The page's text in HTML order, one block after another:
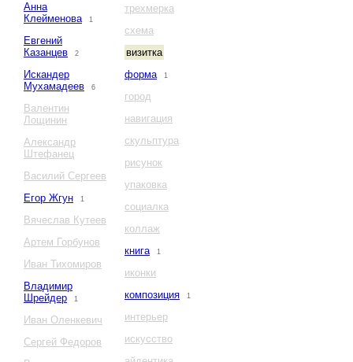
Анна
Клейменова
1
Евгений
Казанцев
2
Искандер
Мухамадеев
6
Валентин
Лощинин
Александр
Штефанец
Василий Сергеев
Егор Жгун
1
Вячеслав Кутеев
Артем Горбунов
Иван Тихомиров
Владимир
Шрейдер
1
Иван Оленкевич
Сергей Федоров
трехмерка
схема
визитка
форма
1
город
навигация
скульптура
рисунок
упаковка
социалка
коллаж
книга
1
иконки
композиция
1
интерьер
искусство